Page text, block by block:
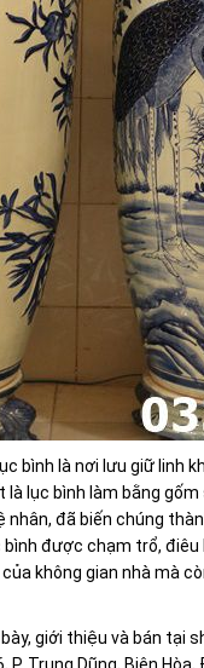
bình là nơi lưu giữ
là lục bình làm bằng
nhân, đã biến chúng
được chạm trổ,
không gian nhà mà
giới thiệu và bán tại